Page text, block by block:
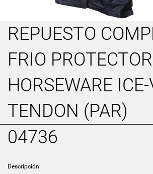
REPUESTO
FRIO PROTECTOR
HORSEWARE
TENDON (PAR)
04736
Descripción